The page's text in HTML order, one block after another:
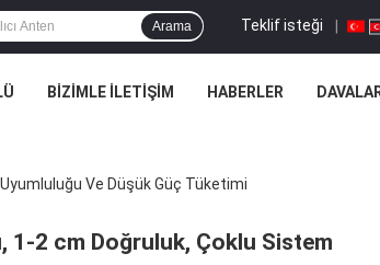
Teklif isteği |
Arama
BIZIMLE İLETIŞIM HABERLER
Ve Düşük Güç Tüketimi
1-2 cm Doğruluk, Çoklu Sistem